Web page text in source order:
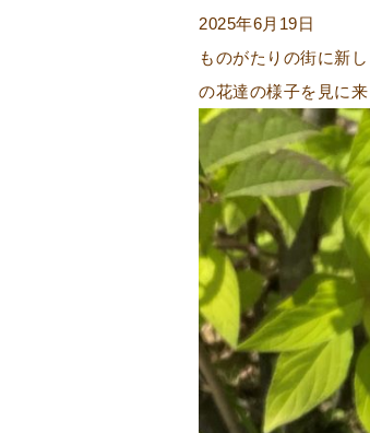
2025年6月19日
ものがたりの街に新
の花達の様子を見に来